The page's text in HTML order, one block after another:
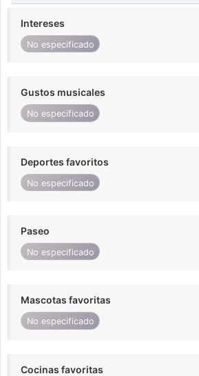
Intereses
No especificado
Gustos musicales
No especificado
Deportes favoritos
No especificado
Paseo
No especificado
Mascotas favoritas
No especificado
Cocinas favoritas